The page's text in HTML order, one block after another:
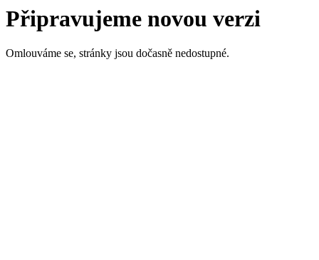
Připravujeme novou verzi
Omlouváme se, stránky jsou dočasně nedostupné.